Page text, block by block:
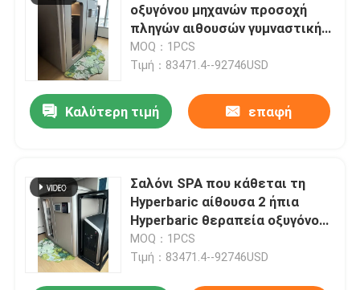
οξυγόνου μηχανών προσοχή
πληγών αιθουσών γυμναστικής
Hyperbaric
MOQ：1PCS
Τιμή：83471.4--92746USD
Καλύτερη τιμή επαφή
Σαλόνι SPA που κάθεται τη
Hyperbaric αίθουσα 2 ήπια
Hyperbaric θεραπεία οξυγόνου
ανθρώπων
MOQ：1PCS
Τιμή：83471.4--92746USD